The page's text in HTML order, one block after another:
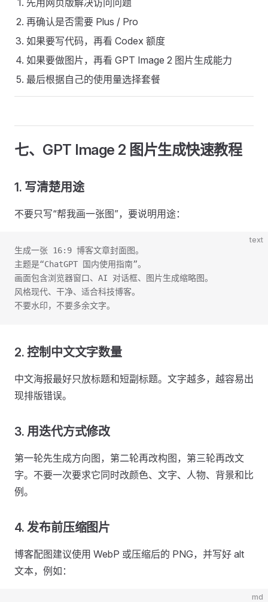
先用网页版解决访问问题
再确认是否需要 Plus / Pro
如果要写代码，再看 Codex 额度
如果要做图片，再看 GPT Image 2 图片生成能力
最后根据自己的使用量选择套餐
七、GPT Image 2 图片生成快速教程
1. 写清楚用途
不要只写“帮我画一张图”，要说明用途：
text
生成一张 16:9 博客文章封面图。
主题是“ChatGPT 国内使用指南”。
画面包含浏览器窗口、AI 对话框、图片生成缩略图。
风格现代、干净、适合科技博客。
不要水印，不要多余文字。
2. 控制中文文字数量
中文海报最好只放标题和短副标题。文字越多，越容易出
现排版错误。
3. 用迭代方式修改
第一轮先生成方向图，第二轮再改构图，第三轮再改文
字。不要一次要求它同时改颜色、文字、人物、背景和比
例。
4. 发布前压缩图片
博客配图建议使用 WebP 或压缩后的 PNG，并写好 alt
文本，例如：
md